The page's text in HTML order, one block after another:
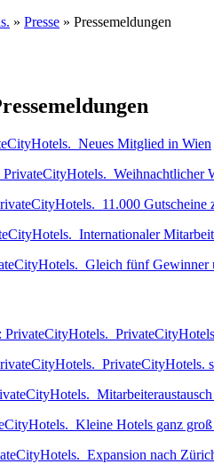
» Presse » Pressemeldungen
Mitglied in Wien
Gutscheine
fünf Gewinner
Hotels ganz groß
nach